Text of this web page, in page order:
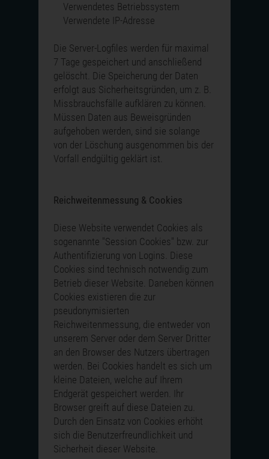
Verwendetes Betriebssystem
Verwendete IP-Adresse
Die Server-Logfiles werden für maximal
7 Tage gespeichert und anschließend
gelöscht. Die Speicherung der Daten
erfolgt aus Sicherheitsgründen, um z. B.
Missbrauchsfälle aufklären zu können.
Müssen Daten aus Beweisgründen
aufgehoben werden, sind sie solange
von der Löschung ausgenommen bis der
Vorfall endgültig geklärt ist.
Reichweitenmessung & Cookies
Diese Website verwendet Cookies als
sogenannte "Session Cookies" bzw. zur
Authentifizierung von Logins. Diese
Cookies sind technisch notwendig zum
Betrieb dieser Website. Daneben können
Cookies existieren die zur
pseudonymisierten
Reichweitenmessung, die entweder von
unserem Server oder dem Server Dritter
an den Browser des Nutzers übertragen
werden. Bei Cookies handelt es sich um
kleine Dateien, welche auf Ihrem
Endgerät gespeichert werden. Ihr
Browser greift auf diese Dateien zu.
Durch den Einsatz von Cookies erhöht
sich die Benutzerfreundlichkeit und
Sicherheit dieser Website.